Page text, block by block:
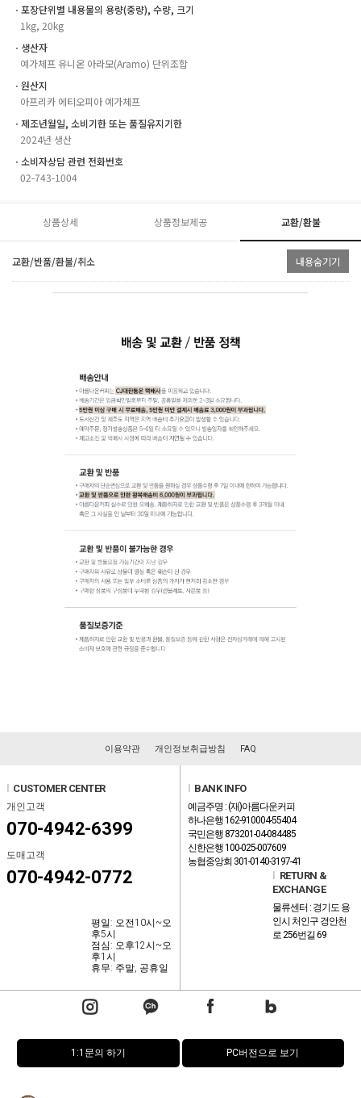
ㆍ포장단위별 내용물의 용량(중량), 수량, 크기
1kg, 20kg
ㆍ생산자
예가체프 유니온 아라모(Aramo) 단위조합
ㆍ원산지
아프리카 에티오피아 예가체프
ㆍ제조년월일, 소비기한 또는 품질유지기한
2024년 생산
ㆍ소비자상담 관련 전화번호
02-743-1004
상품상세 상품정보제공 교환/환불
교환/반품/환불/취소 내용숨기기
이용약관 개인정보취급방침 FAQ
CUSTOMER CENTER
개인고객
070-4942-6399
도매고객
070-4942-0772
평일: 오전10시~오
후5시
점심: 오후12시~오
후1시
휴무: 주말, 공휴일
BANK INFO
예금주명 : (재)아름다운커피
하나은행 162-910004-55404
국민은행 873201-04-084485
신한은행 100-025-007609
농협중앙회 301-0140-3197-41
RETURN &
EXCHANGE
물류센터 : 경기도 용
인시 처인구 경안천
로 256번길 69
1:1문의 하기 PC버전으로 보기